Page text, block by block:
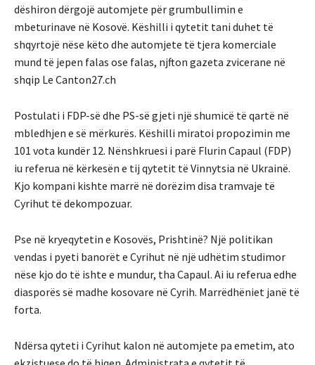
dëshiron dërgojë automjete për grumbullimin e
mbeturinave në Kosovë. Këshilli i qytetit tani duhet të
shqyrtojë nëse këto dhe automjete të tjera komerciale
mund të jepen falas ose falas, njfton gazeta zvicerane në
shqip Le Canton27.ch
Postulati i FDP-së dhe PS-së gjeti një shumicë të qartë në
mbledhjen e së mërkurës. Këshilli miratoi propozimin me
101 vota kundër 12. Nënshkruesi i parë Flurin Capaul (FDP)
iu referua në kërkesën e tij qytetit të Vinnytsia në Ukrainë.
Kjo kompani kishte marrë në dorëzim disa tramvaje të
Cyrihut të dekompozuar.
Pse në kryeqytetin e Kosovës, Prishtinë? Një politikan
vendas i pyeti banorët e Cyrihut në një udhëtim studimor
nëse kjo do të ishte e mundur, tha Capaul. Ai iu referua edhe
diasporës së madhe kosovare në Cyrih. Marrëdhëniet janë të
forta.
Ndërsa qyteti i Cyrihut kalon në automjete pa emetim, ato